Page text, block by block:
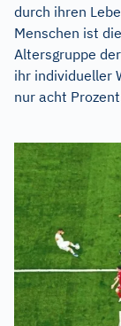
durch ihren
Menschen ist
Altersgruppe
ihr individueller
nur acht